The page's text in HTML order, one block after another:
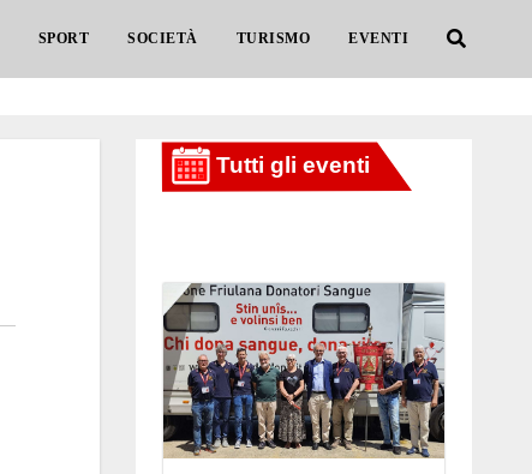
SPORT SOCIETÀ TURISMO EVENTI